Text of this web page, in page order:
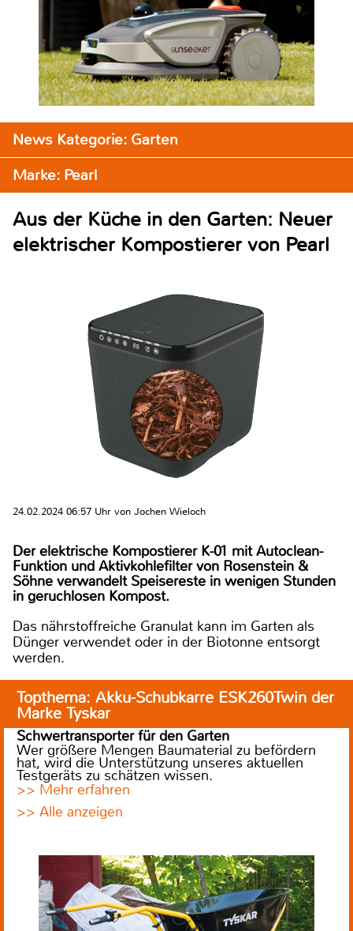
News Kategorie: Garten
Marke: Pearl
Aus der Küche in den Garten: Neuer
elektrischer Kompostierer von Pearl
24.02.2024 06:57 Uhr von Jochen Wieloch
Der elektrische Kompostierer K-01 mit Autoclean-
Funktion und Aktivkohlefilter von Rosenstein &
Söhne verwandelt Speisereste in wenigen Stunden
in geruchlosen Kompost.
Das nährstoffreiche Granulat kann im Garten als
Dünger verwendet oder in der Biotonne entsorgt
werden.
Topthema: Akku-Schubkarre ESK260Twin der
Marke Tyskar
Schwertransporter für den Garten
Wer größere Mengen Baumaterial zu befördern
hat, wird die Unterstützung unseres aktuellen
Testgeräts zu schätzen wissen.
>> Mehr erfahren
>> Alle anzeigen